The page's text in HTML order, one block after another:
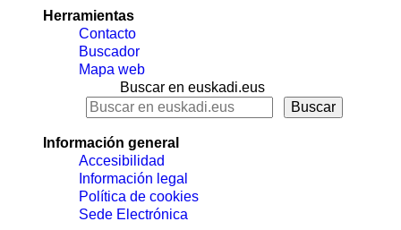
Herramientas
Contacto
Buscador
Mapa web
Buscar en euskadi.eus
Información general
Accesibilidad
Información legal
Política de cookies
Sede Electrónica